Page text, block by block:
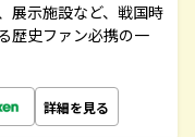
展示施設など、戦国時
歴史ファン必携の一
詳細を見る